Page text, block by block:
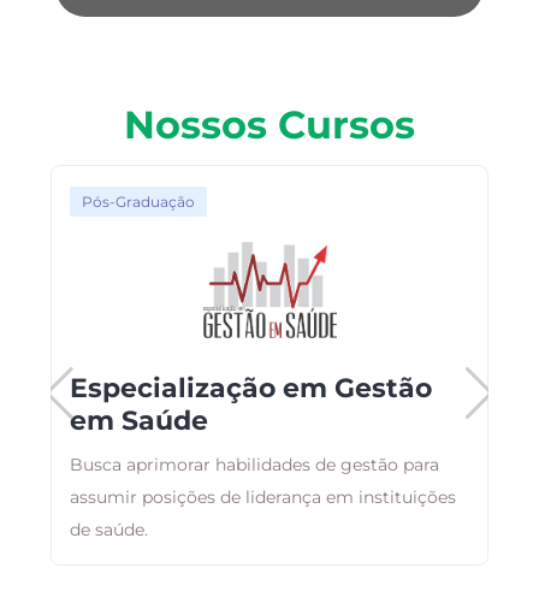
Nossos Cursos
Pós-Graduação
Especialização em Gestão
em Saúde
Busca aprimorar habilidades de gestão para
assumir posições de liderança em instituições
de saúde.